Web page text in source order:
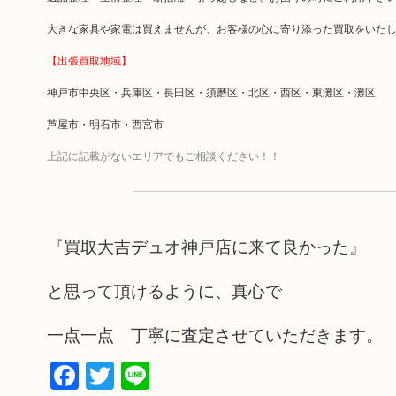
大きな家具や家電は買えませんが、お客様の心に寄り添った買取をいた
【出張買取地域】
神戸市中央区・兵庫区・長田区・須磨区・北区・西区・東灘区・灘区
芦屋市・明石市・西宮市
上記に記載がないエリアでもご相談ください！！
『買取大吉デュオ神戸店に来て良かった』
と思って頂けるように、真心で
一点一点 丁寧に査定させていただきます。
Facebook
Twitter
Line